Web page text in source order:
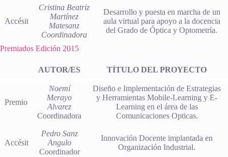
Accésit
Cristina Beatriz
Martínez
Matesanz
Coordinadora
Desarrollo y puesta en marcha de un
aula virtual para apoyo a la docencia
del Grado de Óptica y Optometría.
Premiados Edición 2015
AUTOR/ES TÍTULO DEL PROYECTO
Premio
Noemí
Merayo
Alvarez
Coordinadora
Diseño e Implementación de Estrategias
y Herramientas Mobile-Learning y E-
Learning en el área de las
Comunicaciones Opticas.
Accésit
Pedro Sanz
Angulo
Coordinador
Innovación Docente implantada en
Organización Industrial.